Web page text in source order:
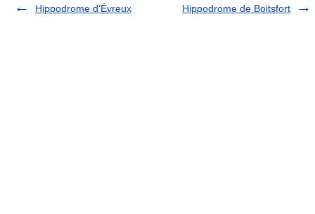
Hippodrome d'Évreux
Hippodrome de Boitsfort